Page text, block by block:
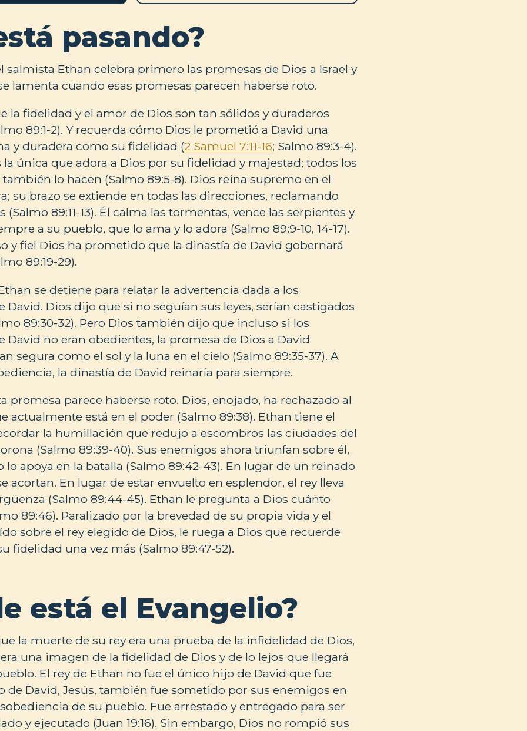
pasando?
salmista Ethan celebra primero las promesas de Dios a Israel y
lamenta cuando esas promesas parecen haberse roto.
la fidelidad y el amor de Dios son tan sólidos y duraderos
89:1-2). Y recuerda cómo Dios le prometió a David una
y duradera como su fidelidad (2 Samuel 7:11-16; Salmo 89:3-4).
la única que adora a Dios por su fidelidad y majestad; todos los
lo hacen (Salmo 89:5-8). Dios reina supremo en el
su brazo se extiende en todas las direcciones, reclamando
(Salmo 89:11-13). Él calma las tormentas, vence las serpientes y
a su pueblo, que lo ama y lo adora (Salmo 89:9-10, 14-17).
y fiel Dios ha prometido que la dinastía de David gobernará
89:19-29).
se detiene para relatar la advertencia dada a los
David. Dios dijo que si no seguían sus leyes, serían castigados
89:30-32). Pero Dios también dijo que incluso si los
David no eran obedientes, la promesa de Dios a David
segura como el sol y la luna en el cielo (Salmo 89:35-37). A
la dinastía de David reinaría para siempre.
promesa parece haberse roto. Dios, enojado, ha rechazado al
actualmente está en el poder (Salmo 89:38). Ethan tiene el
la humillación que redujo a escombros las ciudades del
(Salmo 89:39-40). Sus enemigos ahora triunfan sobre él,
lo apoya en la batalla (Salmo 89:42-43). En lugar de un reinado
acortan. En lugar de estar envuelto en esplendor, el rey lleva
(Salmo 89:44-45). Ethan le pregunta a Dios cuánto
89:46). Paralizado por la brevedad de su propia vida y el
sobre el rey elegido de Dios, le ruega a Dios que recuerde
fidelidad una vez más (Salmo 89:47-52).
está el Evangelio?
la muerte de su rey era una prueba de la infidelidad de Dios,
una imagen de la fidelidad de Dios y de lo lejos que llegará
El rey de Ethan no fue el único hijo de David que fue
de David, Jesús, también fue sometido por sus enemigos en
de su pueblo. Fue arrestado y entregado para ser
y ejecutado (Juan 19:16). Sin embargo, Dios no rompió sus